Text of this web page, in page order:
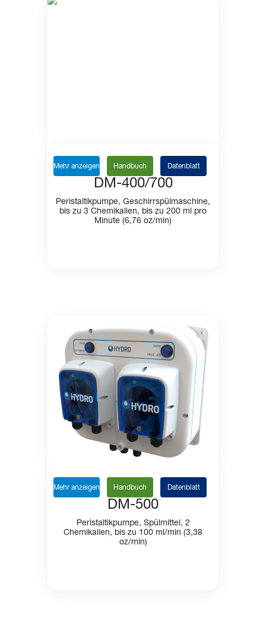
Mehr anzeigen Handbuch Datenblatt
DM-400/700
Peristaltikpumpe, Geschirrspülmaschine,
bis zu 3 Chemikalien, bis zu 200 ml pro
Minute (6,76 oz/min)
Mehr anzeigen Handbuch Datenblatt
DM-500
Peristaltikpumpe, Spülmittel, 2
Chemikalien, bis zu 100 ml/min (3,38
oz/min)